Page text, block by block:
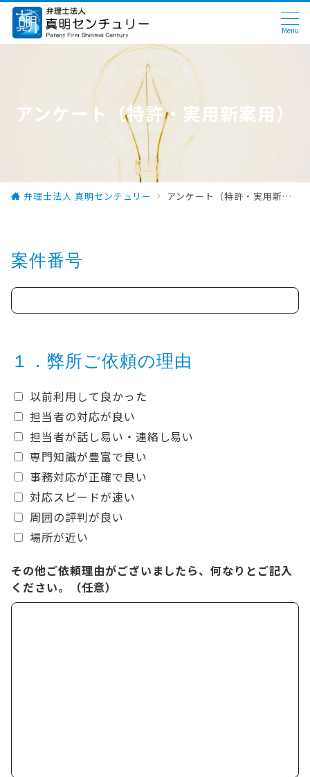
Menu
アンケート（特許・実用新案用）
弁理士法人 真明センチュリー アンケート（特許・実用新案用）
案件番号
１．弊所ご依頼の理由
以前利用して良かった
担当者の対応が良い
担当者が話し易い・連絡し易い
専門知識が豊富で良い
事務対応が正確で良い
対応スピードが速い
周囲の評判が良い
場所が近い
その他ご依頼理由がございましたら、何なりとご記入
ください。（任意）